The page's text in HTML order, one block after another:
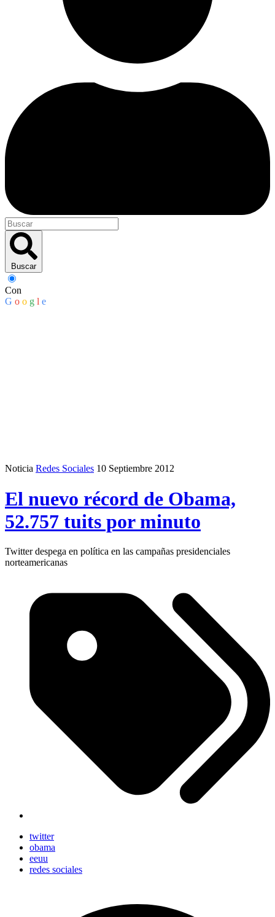
Buscar
Con
G o o g l e
Noticia Redes Sociales 10 Septiembre 2012
El nuevo récord de Obama,
52.757 tuits por minuto
Twitter despega en política en las campañas presidenciales
norteamericanas
twitter
obama
eeuu
redes sociales